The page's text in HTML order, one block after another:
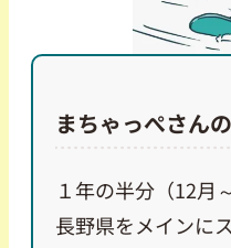
まちゃっぺさん
１年の半分（12月
長野県をメインに